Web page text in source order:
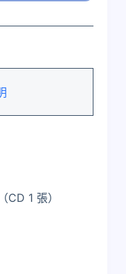
1 張）